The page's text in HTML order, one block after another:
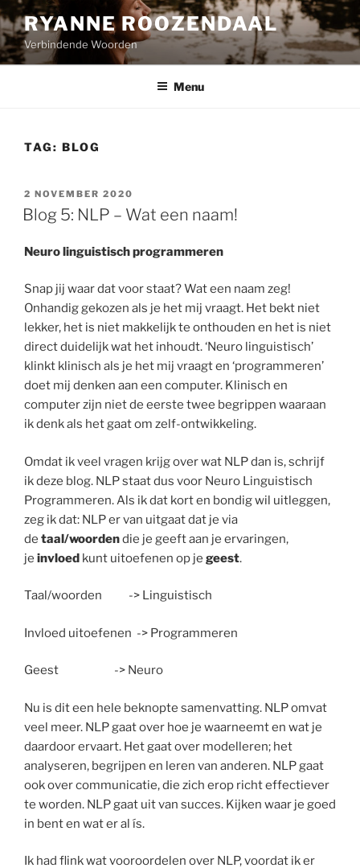
Naar
de
inhoud
springen
RYANNE ROOZENDAAL
Verbindende Woorden
Menu
TAG: BLOG
GEPLAATST
OP
2 NOVEMBER 2020
Blog 5: NLP – Wat een naam!
Neuro linguistisch programmeren
Snap jij waar dat voor staat? Wat een naam zeg!
Onhandig gekozen als je het mij vraagt. Het bekt niet
lekker, het is niet makkelijk te onthouden en het is niet
direct duidelijk wat het inhoudt. ‘Neuro linguistisch’
klinkt klinisch als je het mij vraagt en ‘programmeren’
doet mij denken aan een computer. Klinisch en
computer zijn niet de eerste twee begrippen waaraan
ik denk als het gaat om zelf-ontwikkeling.
Omdat ik veel vragen krijg over wat NLP dan is, schrijf
ik deze blog. NLP staat dus voor Neuro Linguistisch
Programmeren. Als ik dat kort en bondig wil uitleggen,
zeg ik dat: NLP er van uitgaat dat je via
de taal/woordendie je geeft aan je ervaringen,
je invloed kunt uitoefenen op je geest.
Taal/woorden -> Linguistisch
Invloed uitoefenen -> Programmeren
Geest -> Neuro
Nu is dit een hele beknopte samenvatting. NLP omvat
veel meer. NLP gaat over hoe je waarneemt en wat je
daardoor ervaart. Het gaat over modelleren; het
analyseren, begrijpen en leren van anderen. NLP gaat
ook over communicatie, die zich erop richt effectiever
te worden. NLP gaat uit van succes. Kijken waar je goed
in bent en wat er al ís.
Ik had flink wat vooroordelen over NLP, voordat ik er